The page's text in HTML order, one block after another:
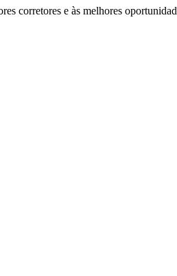
corretores e às melhores